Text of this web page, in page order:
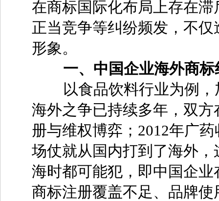
在商标国际化布局上存在
正当竞争等纠纷频发，不
形象。
一、中国企业海外商
以食品饮料行业为例，
海外之争已持续多年，双
册与维权博弈；2012年广
场仗就从国内打到了海外
海时都可能犯，即中国企
商标注册覆盖不足、品牌